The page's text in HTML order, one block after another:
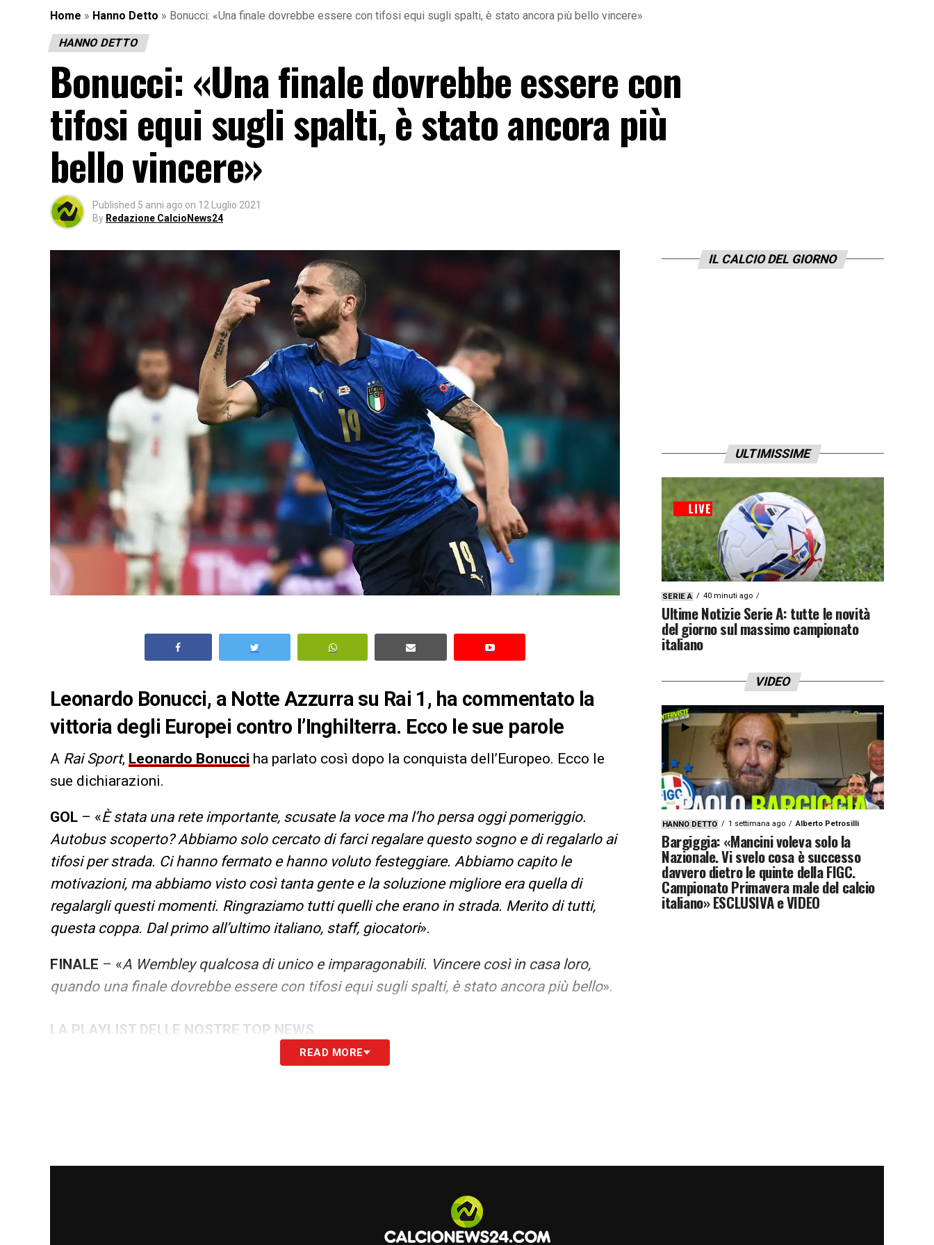
Home » Hanno Detto » Bonucci: «Una finale dovrebbe essere con tifosi equi sugli spalti, è stato ancora più bello vincere»
HANNO DETTO
Bonucci: «Una finale dovrebbe essere con
tifosi equi sugli spalti, è stato ancora più
bello vincere»
Published 5 anni ago on 12 Luglio 2021
By Redazione CalcioNews24
Leonardo Bonucci, a Notte Azzurra su Rai 1, ha commentato la
vittoria degli Europei contro l’Inghilterra. Ecco le sue parole
A Rai Sport, Leonardo Bonucci ha parlato così dopo la conquista dell’Europeo. Ecco le
sue dichiarazioni.
GOL – «È stata una rete importante, scusate la voce ma l’ho persa oggi pomeriggio.
Autobus scoperto? Abbiamo solo cercato di farci regalare questo sogno e di regalarlo ai
tifosi per strada. Ci hanno fermato e hanno voluto festeggiare. Abbiamo capito le
motivazioni, ma abbiamo visto così tanta gente e la soluzione migliore era quella di
regalargli questi momenti. Ringraziamo tutti quelli che erano in strada. Merito di tutti,
questa coppa. Dal primo all’ultimo italiano, staff, giocatori».
FINALE – «A Wembley qualcosa di unico e imparagonabili. Vincere così in casa loro,
quando una finale dovrebbe essere con tifosi equi sugli spalti, è stato ancora più bello».
LA PLAYLIST DELLE NOSTRE TOP NEWS
READ MORE
IL CALCIO DEL GIORNO
ULTIMISSIME
SERIE A 40 minuti ago
Ultime Notizie Serie A: tutte le novità
del giorno sul massimo campionato
italiano
VIDEO
HANNO DETTO 1 settimana ago Alberto Petrosilli
Bargiggia: «Mancini voleva solo la
Nazionale. Vi svelo cosa è successo
davvero dietro le quinte della FIGC.
Campionato Primavera male del calcio
italiano» ESCLUSIVA e VIDEO